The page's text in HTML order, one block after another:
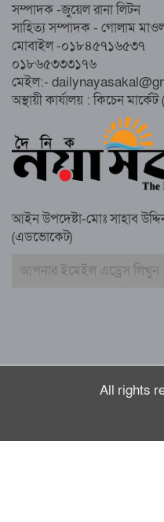
সম্পন্ন,
জুলাই’
সুবর্ণচরে
চেয়ারম্যান
স্মরণ
সম্পাদক -জুয়েল রানা লিটন
সাহিত্য সম্পাদক - গোলাম
মোবাইল -০১৮৪৫৭১৬৫৩৭
০১৮৬৫৩৩৩১৭৬
মেইল:-
অস্থায়ী কার্যালয় : কিচেন
আইন উপদেষ্টা-মোঃ সাহাব
(এডভোকেট)
All rights